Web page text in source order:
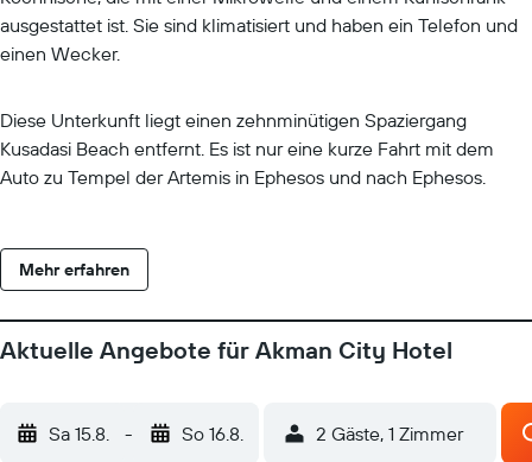
ausgestattet ist. Sie sind klimatisiert und haben ein Telefon und
einen Wecker.
Diese Unterkunft liegt einen zehnminütigen Spaziergang
Kusadasi Beach entfernt. Es ist nur eine kurze Fahrt mit dem
Auto zu Tempel der Artemis in Ephesos und nach Ephesos.
Mehr erfahren
Aktuelle Angebote für Akman City Hotel
Sa 15.8. - So 16.8. 2 Gäste, 1 Zimmer